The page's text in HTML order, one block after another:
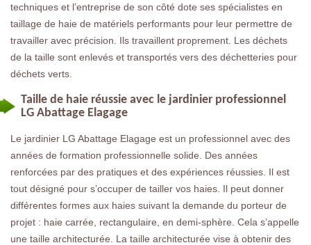
techniques et l’entreprise de son côté dote ses spécialistes en
taillage de haie de matériels performants pour leur permettre de
travailler avec précision. Ils travaillent proprement. Les déchets
de la taille sont enlevés et transportés vers des déchetteries pour
déchets verts.
Taille de haie réussie avec le jardinier professionnel
LG Abattage Elagage
Le jardinier LG Abattage Elagage est un professionnel avec des
années de formation professionnelle solide. Des années
renforcées par des pratiques et des expériences réussies. Il est
tout désigné pour s’occuper de tailler vos haies. Il peut donner
différentes formes aux haies suivant la demande du porteur de
projet : haie carrée, rectangulaire, en demi-sphère. Cela s’appelle
une taille architecturée. La taille architecturée vise à obtenir des